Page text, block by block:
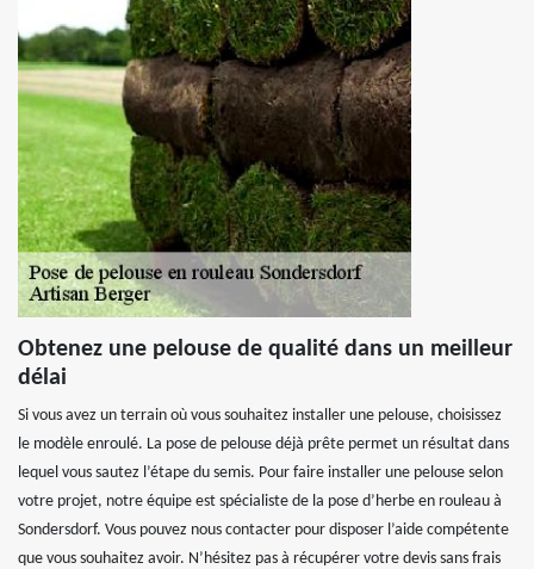
Obtenez une pelouse de qualité dans un meilleur
délai
Si vous avez un terrain où vous souhaitez installer une pelouse, choisissez
le modèle enroulé. La pose de pelouse déjà prête permet un résultat dans
lequel vous sautez l’étape du semis. Pour faire installer une pelouse selon
votre projet, notre équipe est spécialiste de la pose d’herbe en rouleau à
Sondersdorf. Vous pouvez nous contacter pour disposer l’aide compétente
que vous souhaitez avoir. N’hésitez pas à récupérer votre devis sans frais